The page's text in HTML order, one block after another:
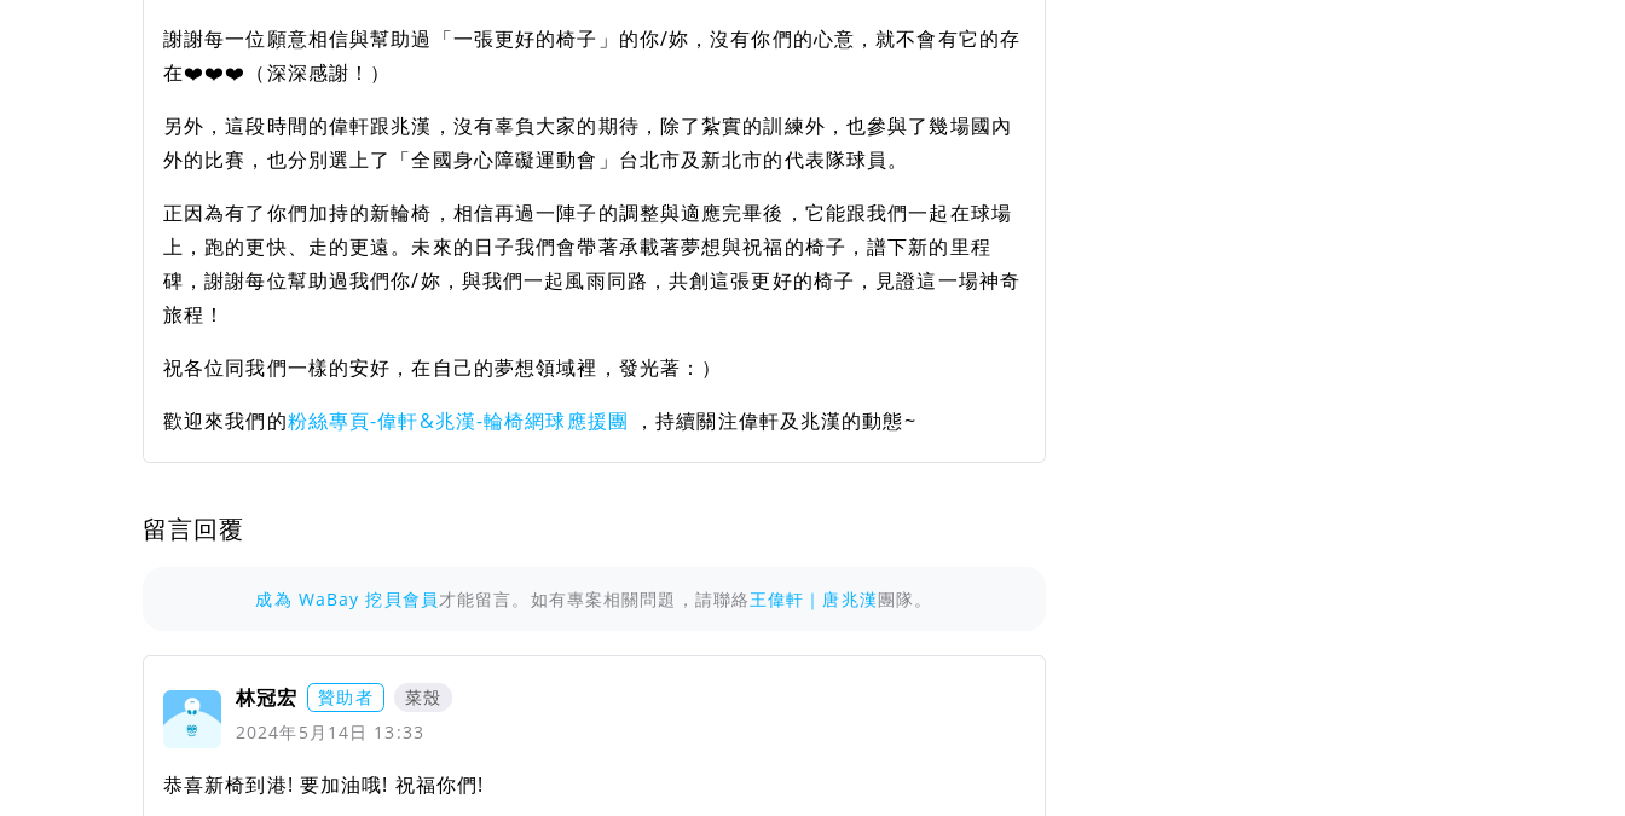
謝謝每一位願意相信與幫助過「一張更好的椅子」的你/妳，沒有你們的心意，就不會有它的存
在❤️❤️❤️（深深感謝！）
另外，這段時間的偉軒跟兆漢，沒有辜負大家的期待，除了紮實的訓練外，也參與了幾場國內
外的比賽，也分別選上了「全國身心障礙運動會」台北市及新北市的代表隊球員。
正因為有了你們加持的新輪椅，相信再過一陣子的調整與適應完畢後，它能跟我們一起在球場
上，跑的更快、走的更遠。未來的日子我們會帶著承載著夢想與祝福的椅子，譜下新的里程
碑，謝謝每位幫助過我們你/妳，與我們一起風雨同路，共創這張更好的椅子，見證這一場神奇
旅程！
祝各位同我們一樣的安好，在自己的夢想領域裡，發光著：）
歡迎來我們的粉絲專頁-偉軒&兆漢-輪椅網球應援團 ，持續關注偉軒及兆漢的動態~
留言回覆
成為 WaBay 挖貝會員才能留言。如有專案相關問題，請聯絡王偉軒｜唐兆漢團隊。
林冠宏 贊助者
菜殼
2024年5月14日 13:33
恭喜新椅到港! 要加油哦! 祝福你們!